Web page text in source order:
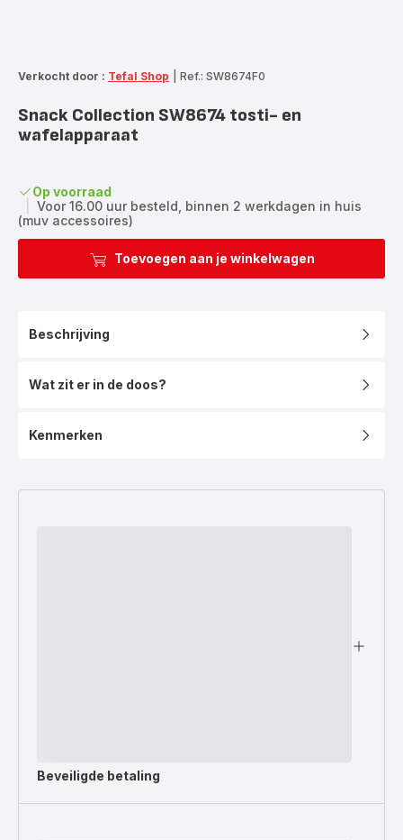
Verkocht door : Tefal Shop Ref.: SW8674F0
Snack Collection SW8674 tosti- en
wafelapparaat
Op voorraad
Voor 16.00 uur besteld, binnen 2 werkdagen in huis
(muv accessoires)
Toevoegen aan je winkelwagen
Beschrijving
Wat zit er in de doos?
Kenmerken
Beveiligde betaling